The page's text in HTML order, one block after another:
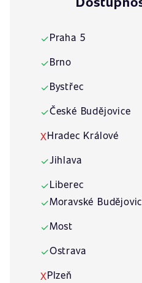
✓Praha 5
✓Brno
✓Bystřec
✓České Budějovice
XHradec Králové
✓Jihlava
✓Liberec
✓Moravské
✓Most
✓Ostrava
XPlzeň